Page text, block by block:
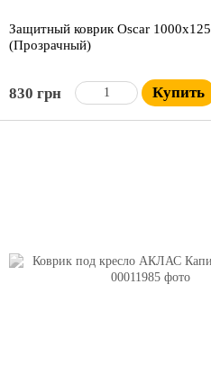
Защитный коврик Oscar
(Прозрачный)
830 грн Купить